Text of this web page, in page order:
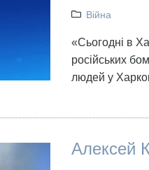
Війна
«Сьогодні в
російських
людей у
Алексей